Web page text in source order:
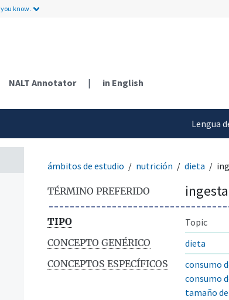
know.
NALT Annotator | in English
Lengua
ámbitos de estudio nutrición dieta
TÉRMINO PREFERIDO
TIPO
Topic
CONCEPTO GENÉRICO
dieta
CONCEPTOS ESPECÍFICOS
consumo
consumo
tamaño